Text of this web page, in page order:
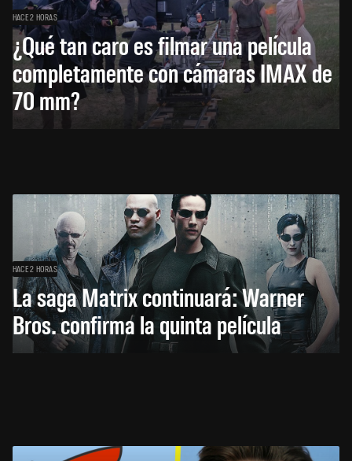
HACE 2 HORAS
¿Qué tan caro es filmar una película
completamente con cámaras IMAX de
70 mm?
HACE 2 HORAS
La saga Matrix continuará: Warner
Bros. confirma la quinta película